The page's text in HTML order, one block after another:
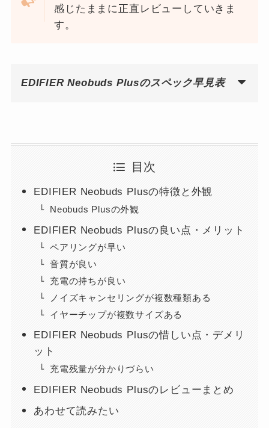
感じたままに正直レビューしていきま
す。
EDIFIER Neobuds Plusのスペック早見表
目次
EDIFIER Neobuds Plusの特徴と外観
Neobuds Plusの外観
EDIFIER Neobuds Plusの良い点・メリット
ペアリングが早い
音質が良い
充電の持ちが良い
ノイズキャンセリングが複数種類ある
イヤーチップが複数サイズある
EDIFIER Neobuds Plusの惜しい点・デメリ
ット
充電残量が分かりづらい
EDIFIER Neobuds Plusのレビューまとめ
あわせて読みたい